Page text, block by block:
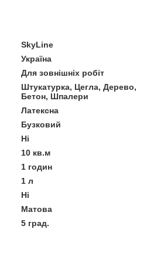
SkyLine
Україна
Для зовнішніх робіт
Штукатурка, Цегла, Дерево,
Бетон, Шпалери
Латексна
Бузковий
Ні
10 кв.м
1 годин
1 л
Ні
Матова
5 град.